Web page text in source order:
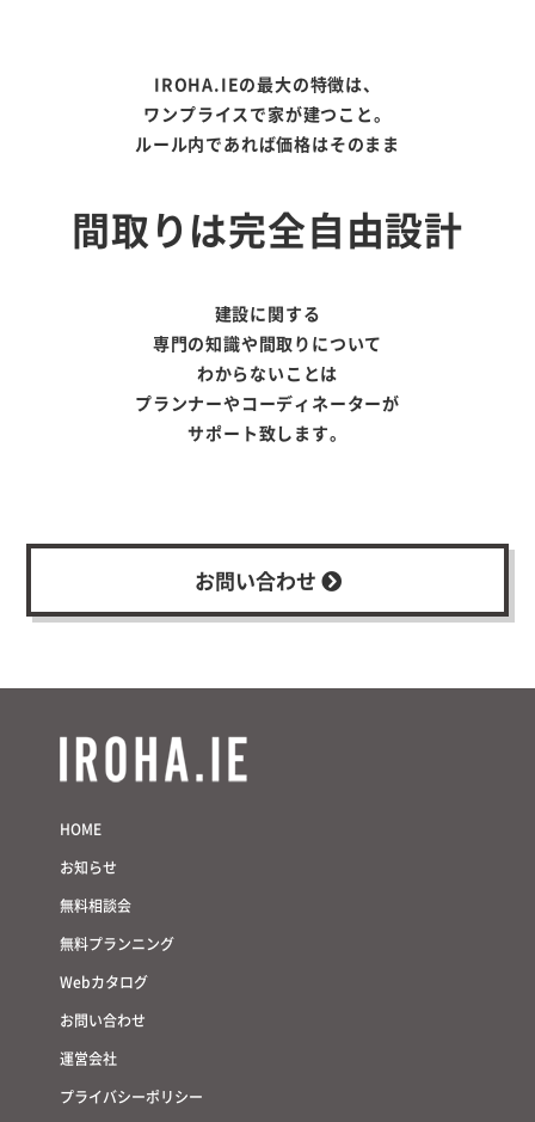
IROHA.IEの最大の特徴は、
ワンプライスで家が建つこと。
ルール内であれば価格はそのまま
間取りは完全自由設計
建設に関する
専門の知識や間取りについて
わからないことは
プランナーやコーディネーターが
サポート致します。
お問い合わせ
HOME
お知らせ
無料相談会
無料プランニング
Webカタログ
お問い合わせ
運営会社
プライバシーポリシー